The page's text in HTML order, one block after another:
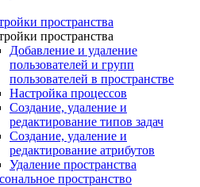
пространства
пространства
Добавление и удаление
пользователей и групп
пользователей в пространстве
Настройка процессов
Создание, удаление и
редактирование типов задач
Создание, удаление и
редактирование атрибутов
Удаление пространства
пространство